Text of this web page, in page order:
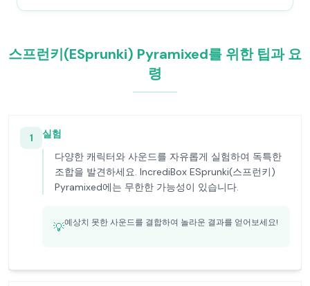
스프런키(ESprunki) Pyramixed를 위한 팁과 요
령
1
실험
다양한 캐릭터와 사운드를 자유롭게 실험하여 독특한
조합을 발견하세요. IncrediBox ESprunki(스프런키)
Pyramixed에는 무한한 가능성이 있습니다.
💡예상치 못한 사운드를 결합하여 놀라운 결과를 얻어보세요!